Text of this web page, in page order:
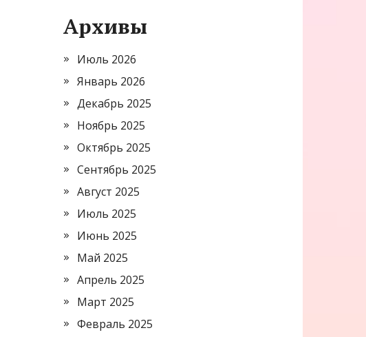
Архивы
Июль 2026
Январь 2026
Декабрь 2025
Ноябрь 2025
Октябрь 2025
Сентябрь 2025
Август 2025
Июль 2025
Июнь 2025
Май 2025
Апрель 2025
Март 2025
Февраль 2025